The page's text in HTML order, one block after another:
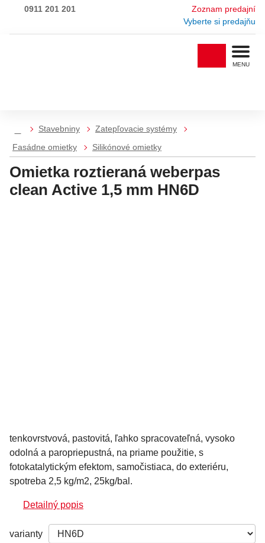
0911 201 201
Zoznam predajní
Vyberte si predajňu
MENU
Stavebniny
Zatepľovacie systémy
Fasádne omietky
Silikónové omietky
Omietka roztieraná weberpas
clean Active 1,5 mm HN6D
tenkovrstvová, pastovitá, ľahko spracovateľná, vysoko
odolná a paropriepustná, na priame použitie, s
fotokatalytickým efektom, samočistiaca, do exteriéru,
spotreba 2,5 kg/m2, 25kg/bal.
Detailný popis
varianty